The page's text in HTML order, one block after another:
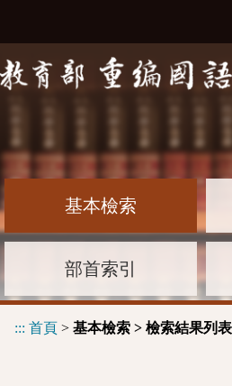
基本檢索
部首索引
::: 首頁 > 基本檢索 > 檢索結果列表